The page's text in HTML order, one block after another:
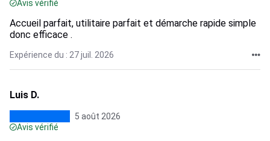
Avis vérifié
Accueil parfait, utilitaire parfait et démarche rapide simple
donc efficace .
Expérience du : 27 juil. 2026
Luis D.
5 août 2026
Avis vérifié